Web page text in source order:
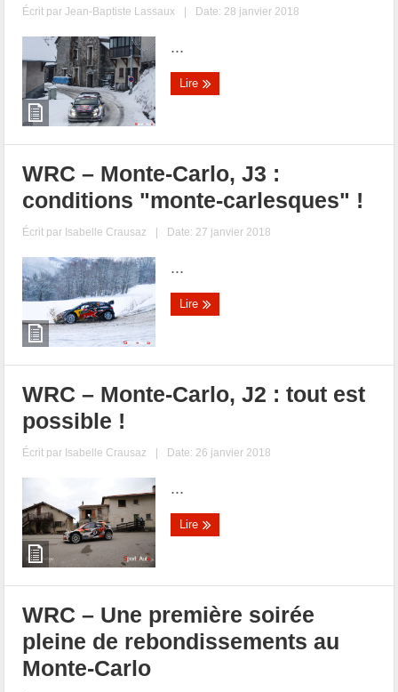
Écrit parJean-Baptiste Lassaux | Date: 28 janvier 2018
...
Lire
WRC – Monte-Carlo, J3 :
conditions "monte-carlesques" !
Écrit par Isabelle Crausaz | Date: 27 janvier 2018
...
Lire
WRC – Monte-Carlo, J2 : tout est
possible !
Écrit par Isabelle Crausaz | Date: 26 janvier 2018
...
Lire
WRC – Une première soirée
pleine de rebondissements au
Monte-Carlo